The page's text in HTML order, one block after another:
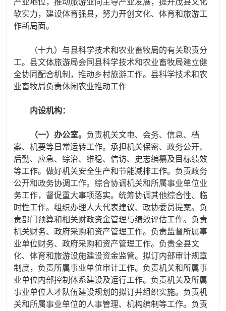
产业地位，推动旅游业向主导产业发展，提升茂县文化
软实力，建设体育强县，努力开创文化、体育和旅游工
作新局面。
（十九）与县科学技术和农业畜牧局的有关职责分
工。县文体旅游局会同县科学技术和农业畜牧局建立健
全协同配合机制，推动乡村旅游工作。县科学技术和农
业畜牧局负责休闲农业推动工作
内设机构：
（一）办公室。 负责机关文电、会务、信息、档
案、机要等日常运转工作。承担机关保密、政务公开、
后勤、应急、综治、维稳、信访、史志编纂及目标绩效
等工作。做好机关安全生产和节能减排工作。负责政务
公开和政务协调工作。综合协调机关和所属事业单位业
务工作，督促重大事项落实。统筹协调其他综合性、临
时性工作。组织办理人大代表建议、政协委员提案。负
责部门预算和相关财政资金管理与绩效评估工作。负责
机关财务、政府采购和资产管理工作。负责监督所属事
业单位财务、政府采购和资产管理工作。负责全县文
化、体育和旅游设施建设资金监管。拟订内部审计规章
制度，负责所属事业单位审计工作。负责机关和所属事
业单位内部控制体系建设及运行工作。负责机关及所属
事业单位人才队伍建设规划的拟订并组织实施。负责机
关和所属事业单位的人事管理、机构编制等工作。负责